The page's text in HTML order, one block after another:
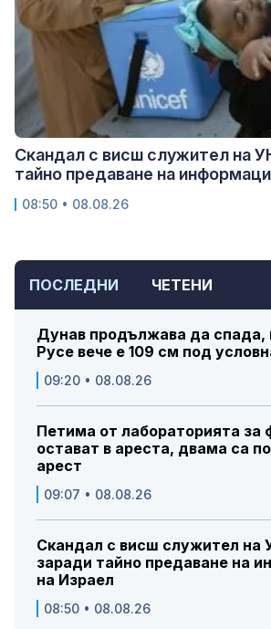
ПОСЛЕДНИ ЧЕТЕНИ
Дунав продължава да спада,
Русе вече е 109 см под
09:20 • 08.08.26
Петима от лабораторията за
остават в ареста, двама са
арест
09:07 • 08.08.26
Скандал с висш служител
заради тайно предаване на
на Израел
08:50 • 08.08.26
Скандал с висш служител на
тайно предаване на
08:50 • 08.08.26